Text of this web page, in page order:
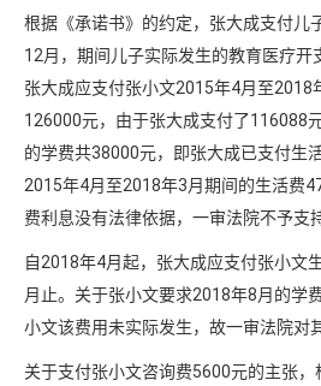
根据《承诺书》的约定，张大成支付儿
12月，期间儿子实际发生的教育医疗开
张大成应支付张小文2015年4月至2018
126000元，由于张大成支付了116088
的学费共38000元，即张大成已支付生
2015年4月至2018年3月期间的生活费
费利息没有法律依据，一审法院不予支
自2018年4月起，张大成应支付张小文
月止。关于张小文要求2018年8月的学
小文该费用未实际发生，故一审法院对
关于支付张小文咨询费5600元的主张，